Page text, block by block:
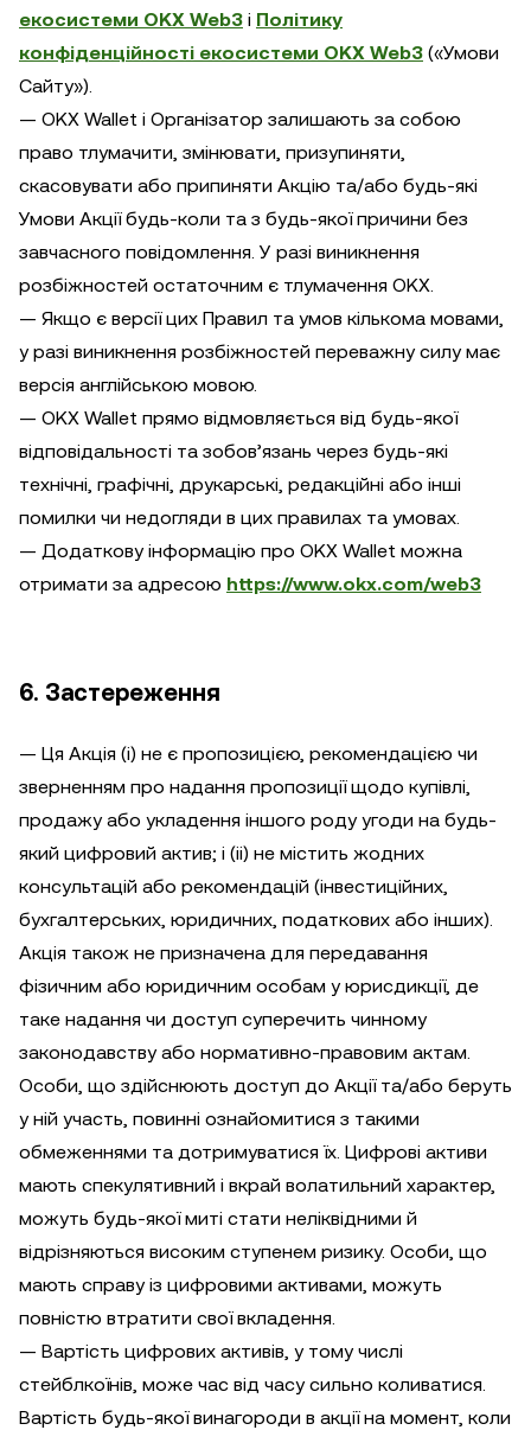
екосистеми OKX Web3 і Політику
конфіденційності екосистеми OKX Web3 («Умови
Сайту»).
— OKX Wallet і Організатор залишають за собою
право тлумачити, змінювати, призупиняти,
скасовувати або припиняти Акцію та/або будь-які
Умови Акції будь-коли та з будь-якої причини без
завчасного повідомлення. У разі виникнення
розбіжностей остаточним є тлумачення OKX.
— Якщо є версії цих Правил та умов кількома мовами,
у разі виникнення розбіжностей переважну силу має
версія англійською мовою.
— OKX Wallet прямо відмовляється від будь-якої
відповідальності та зобов’язань через будь-які
технічні, графічні, друкарські, редакційні або інші
помилки чи недогляди в цих правилах та умовах.
— Додаткову інформацію про OKX Wallet можна
отримати за адресою https://www.okx.com/web3
6. Застереження
— Ця Акція (i) не є пропозицією, рекомендацією чи
зверненням про надання пропозиції щодо купівлі,
продажу або укладення іншого роду угоди на будь-
який цифровий актив; і (ii) не містить жодних
консультацій або рекомендацій (інвестиційних,
бухгалтерських, юридичних, податкових або інших).
Акція також не призначена для передавання
фізичним або юридичним особам у юрисдикції, де
таке надання чи доступ суперечить чинному
законодавству або нормативно-правовим актам.
Особи, що здійснюють доступ до Акції та/або беруть
у ній участь, повинні ознайомитися з такими
обмеженнями та дотримуватися їх. Цифрові активи
мають спекулятивний і вкрай волатильний характер,
можуть будь-якої миті стати неліквідними й
відрізняються високим ступенем ризику. Особи, що
мають справу із цифровими активами, можуть
повністю втратити свої вкладення.
— Вартість цифрових активів, у тому числі
стейблкоїнів, може час від часу сильно коливатися.
Вартість будь-якої винагороди в акції на момент, коли